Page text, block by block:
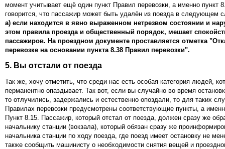
момент учитывает ещё один пункт Правил перевозки, а именно пункт
говорится, что пассажир может быть удалён из поезда в следующем
а) если находится в явно выраженном нетрезвом состоянии и
этом правила проезда и общественный порядок, мешает
пассажиров. На проездном документе проставляется отметка
перевозке на основании пункта 8.38 Правил перевозки".
5. Вы отстали от поезда
Так же, хочу отметить, что среди нас есть особая категория людей,
перманентно опаздывает. Так вот, если вы случайно во время
то отлучились, задержались и естественно опоздали, то для таких
Правилах перевозки предусмотрены соответствующие пункты, а
Пункт 8.15. Пассажир, который отстал от поезда, должен сразу же
начальнику станции (вокзала), который обязан сразу же
начальника станции по ходу поезда, где поезд имеет остановку не
также сообщить машинисту о необходимости снятия вещей и